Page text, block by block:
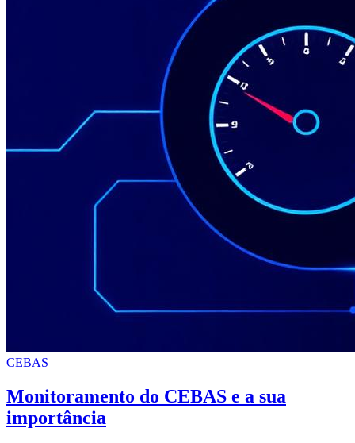
CEBAS
Monitoramento do CEBAS e a sua
importância